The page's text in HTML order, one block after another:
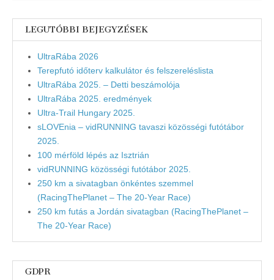
LEGUTÓBBI BEJEGYZÉSEK
UltraRába 2026
Terepfutó időterv kalkulátor és felszereléslista
UltraRába 2025. – Detti beszámolója
UltraRába 2025. eredmények
Ultra-Trail Hungary 2025.
sLOVEnia – vidRUNNING tavaszi közösségi futótábor
2025.
100 mérföld lépés az Isztrián
vidRUNNING közösségi futótábor 2025.
250 km a sivatagban önkéntes szemmel
(RacingThePlanet – The 20-Year Race)
250 km futás a Jordán sivatagban (RacingThePlanet –
The 20-Year Race)
GDPR